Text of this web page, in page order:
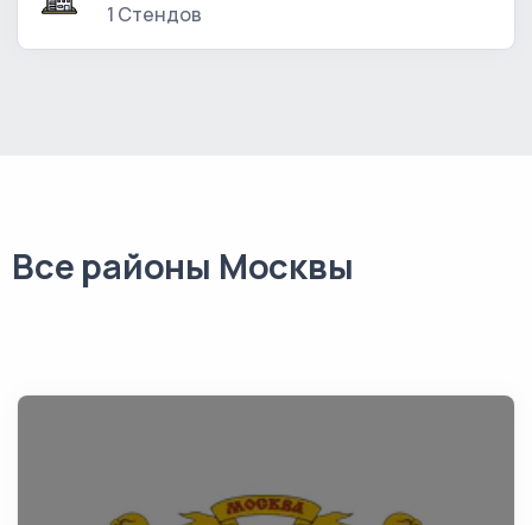
1 Стендов
Все районы Москвы